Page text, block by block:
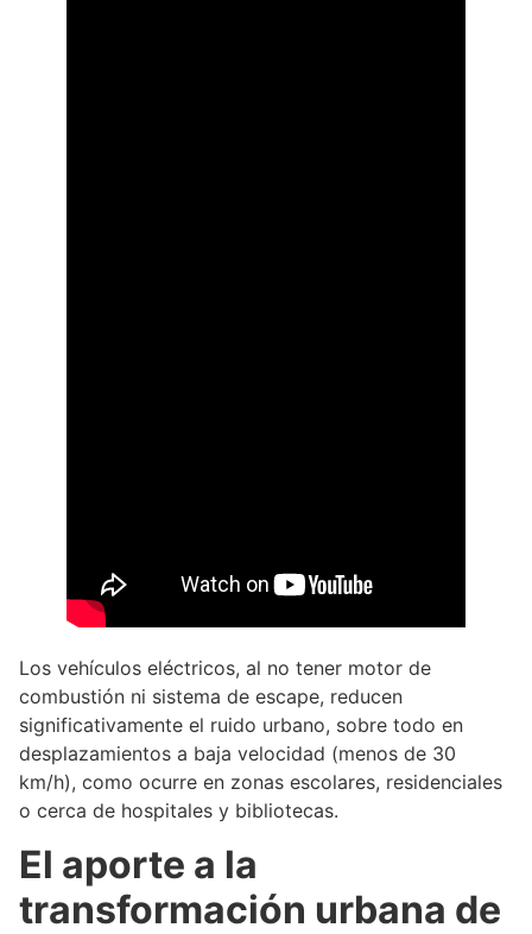
Los vehículos eléctricos, al no tener motor de
combustión ni sistema de escape, reducen
significativamente el ruido urbano, sobre todo en
desplazamientos a baja velocidad (menos de 30
km/h), como ocurre en zonas escolares, residenciales
o cerca de hospitales y bibliotecas.
El aporte a la
transformación urbana de